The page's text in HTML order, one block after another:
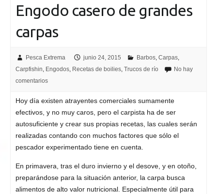
Engodo casero de grandes
carpas
Pesca Extrema junio 24, 2015 Barbos, Carpas,
Carpfishin, Engodos, Recetas de boilies, Trucos de río
No hay
comentarios
Hoy día existen atrayentes comerciales sumamente
efectivos, y no muy caros, pero el carpista ha de ser
autosuficiente y crear sus propias recetas, las cuales serán
realizadas contando con muchos factores que sólo el
pescador experimentado tiene en cuenta.
En primavera, tras el duro invierno y el desove, y en otoño,
preparándose para la situación anterior, la carpa busca
alimentos de alto valor nutricional. Especialmente útil para